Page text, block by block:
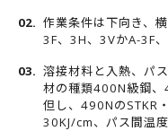
作業条件は下向き、
3F、3H、3VかA-3F
溶接材料と入熱、パ
材の種類400N級鋼、
但し、490NのSTKR
30KJ/cm、パス間温